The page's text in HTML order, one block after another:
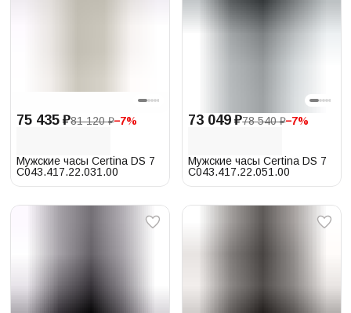
75 435 ₽81 120 ₽−7%
Мужские часы Certina DS 7
C043.417.22.031.00
73 049 ₽78 540 ₽−7%
Мужские часы Certina DS 7
C043.417.22.051.00